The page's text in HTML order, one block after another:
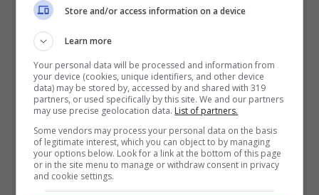
10 al 25%, proprio come ha fatto con Cina,
Canada e Messico e non graduali.
Store and/or access information on a device
Learn more
Your personal data will be processed and information from
your device (cookies, unique identifiers, and other device
data) may be stored by, accessed by and shared with 319
partners, or used specifically by this site. We and our partners
may use precise geolocation data. List of partners.
Some vendors may process your personal data on the basis
of legitimate interest, which you can object to by managing
your options below. Look for a link at the bottom of this page
or in the site menu to manage or withdraw consent in privacy
and cookie settings.